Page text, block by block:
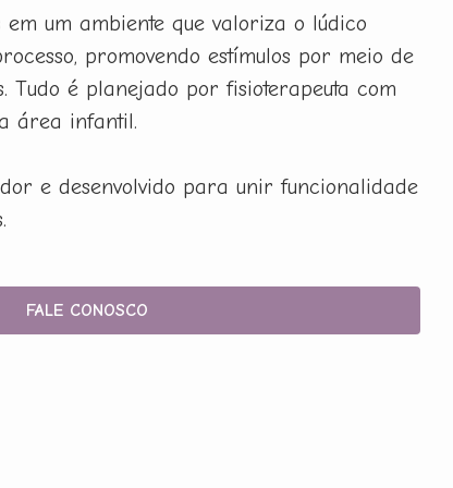
em um ambiente que valoriza o lúdico
promovendo estímulos por meio de
Tudo é planejado por fisioterapeuta com
área infantil.
e desenvolvido para unir funcionalidade
FALE CONOSCO